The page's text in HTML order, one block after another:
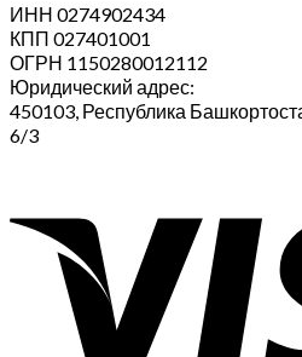
ИНН 0274902434
КПП 027401001
ОГРН 1150280012112
Юридический адрес:
450103, Республика
6/3